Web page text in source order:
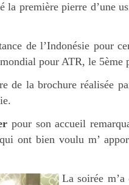
la première pierre d’une
de l’Indonésie pour
pour ATR, le 5ème
de la brochure réalisée
pour son accueil
ont bien voulu m’
La soirée